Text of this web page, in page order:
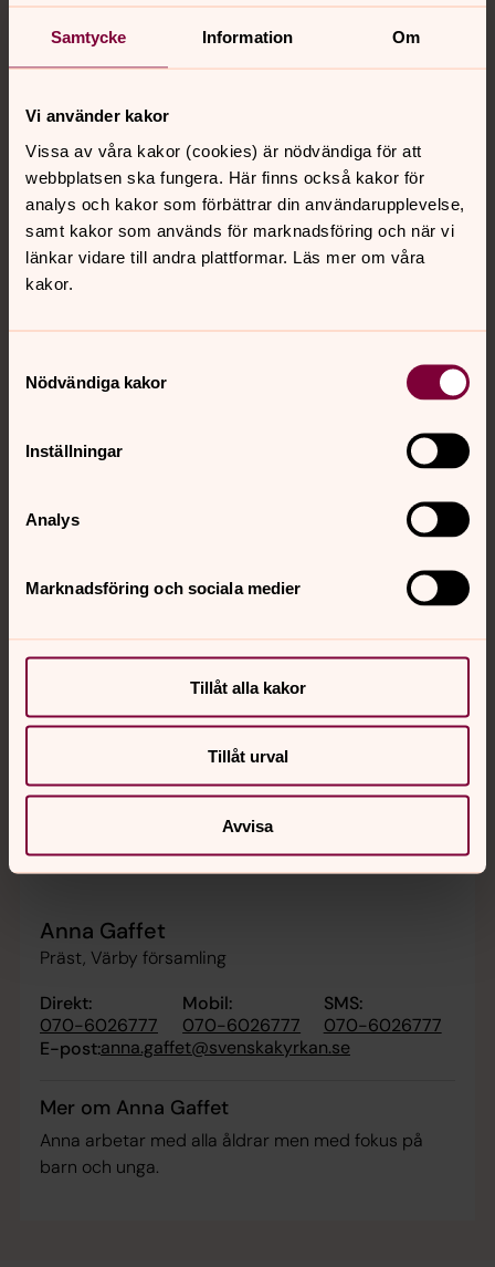
Samtycke Information Om
Vi använder kakor
Vissa av våra kakor (cookies) är nödvändiga för att
webbplatsen ska fungera. Här finns också kakor för
analys och kakor som förbättrar din användarupplevelse,
samt kakor som används för marknadsföring och när vi
länkar vidare till andra plattformar. Läs mer om våra
kakor.
Nödvändiga kakor
Inställningar
Analys
Marknadsföring och sociala medier
Tillåt alla kakor
Tillåt urval
Avvisa
Församlingspedagog, Värby församling
Mobil:
0700815021
E-post:christina.ahnfeldt@svenskakyrkan.se
Anna Gaffet
Präst, Värby församling
Direkt:
070-6026777
Mobil:
070-6026777
SMS:
070-6026777
E-post:anna.gaffet@svenskakyrkan.se
Mer om Anna Gaffet
Anna arbetar med alla åldrar men med fokus på
barn och unga.